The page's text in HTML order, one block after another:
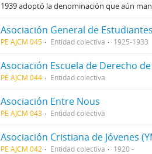
1939 adoptó la denominación que aún
Asociación General de
PE AJCM 045 Entidad colectiva 1925-1933
Asociación Escuela de Derecho
PE AJCM 044 Entidad colectiva
Asociación Entre Nous
PE AJCM 043 Entidad colectiva
Asociación Cristiana de Jóvenes
PE AJCM 042 Entidad colectiva 1920 -